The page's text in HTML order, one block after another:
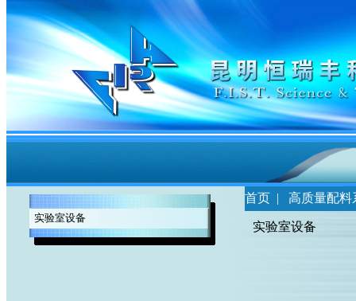
实验室设备
首页 | 高质量配料
实验室设备